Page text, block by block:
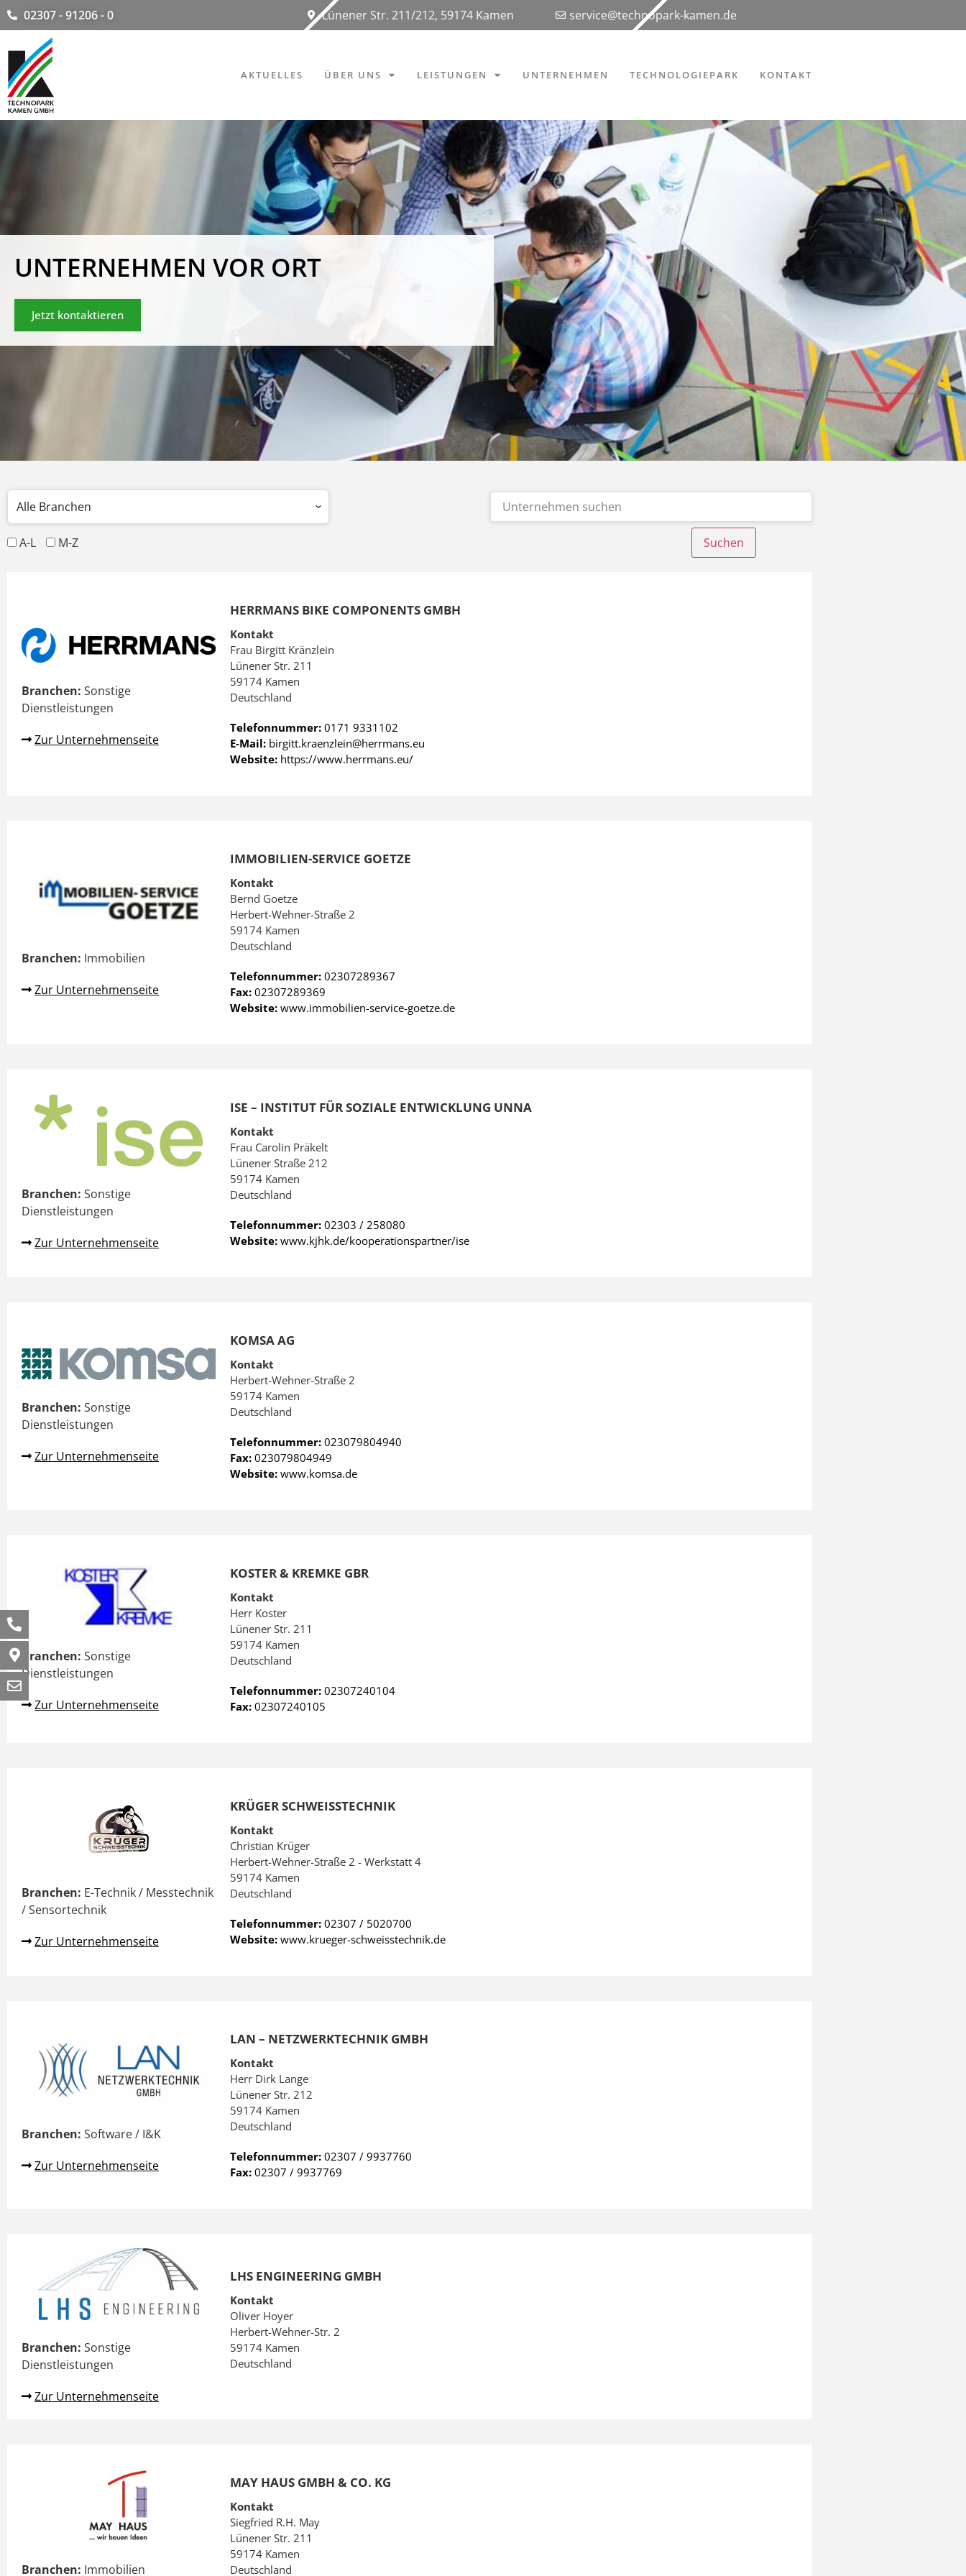
02307 - 91206 - 0 Lünener Str. 211/212, 59174 Kamen service@technopark-kamen.de
AKTUELLES ÜBER UNS LEISTUNGEN UNTERNEHMEN TECHNOLOGIEPARK KONTAKT
UNTERNEHMEN VOR ORT
Jetzt kontaktieren
A-L M-Z
Branchen: Sonstige
Dienstleistungen
Zur Unternehmenseite
HERRMANS BIKE COMPONENTS GMBH
Kontakt
Frau Birgitt Kränzlein
Lünener Str. 211
59174 Kamen
Deutschland
Telefonnummer: 0171 9331102
E-Mail: birgitt.kraenzlein@herrmans.eu
Website: https://www.herrmans.eu/
Branchen: Immobilien
Zur Unternehmenseite
IMMOBILIEN-SERVICE GOETZE
Kontakt
Bernd Goetze
Herbert-Wehner-Straße 2
59174 Kamen
Deutschland
Telefonnummer: 02307289367
Fax: 02307289369
Website: www.immobilien-service-goetze.de
Branchen: Sonstige
Dienstleistungen
Zur Unternehmenseite
ISE – INSTITUT FÜR SOZIALE ENTWICKLUNG UNNA
Kontakt
Frau Carolin Präkelt
Lünener Straße 212
59174 Kamen
Deutschland
Telefonnummer: 02303 / 258080
Website: www.kjhk.de/kooperationspartner/ise
Branchen: Sonstige
Dienstleistungen
Zur Unternehmenseite
KOMSA AG
Kontakt
Herbert-Wehner-Straße 2
59174 Kamen
Deutschland
Telefonnummer: 023079804940
Fax: 023079804949
Website: www.komsa.de
Branchen: Sonstige
Dienstleistungen
Zur Unternehmenseite
KOSTER & KREMKE GBR
Kontakt
Herr Koster
Lünener Str. 211
59174 Kamen
Deutschland
Telefonnummer: 02307240104
Fax: 02307240105
Branchen: E-Technik / Messtechnik
/ Sensortechnik
Zur Unternehmenseite
KRÜGER SCHWEISSTECHNIK
Kontakt
Christian Krüger
Herbert-Wehner-Straße 2 - Werkstatt 4
59174 Kamen
Deutschland
Telefonnummer: 02307 / 5020700
Website: www.krueger-schweisstechnik.de
Branchen: Software / I&K
Zur Unternehmenseite
LAN – NETZWERKTECHNIK GMBH
Kontakt
Herr Dirk Lange
Lünener Str. 212
59174 Kamen
Deutschland
Telefonnummer: 02307 / 9937760
Fax: 02307 / 9937769
Branchen: Sonstige
Dienstleistungen
Zur Unternehmenseite
LHS ENGINEERING GMBH
Kontakt
Oliver Hoyer
Herbert-Wehner-Str. 2
59174 Kamen
Deutschland
Branchen: Immobilien
MAY HAUS GMBH & CO. KG
Kontakt
Siegfried R.H. May
Lünener Str. 211
59174 Kamen
Deutschland